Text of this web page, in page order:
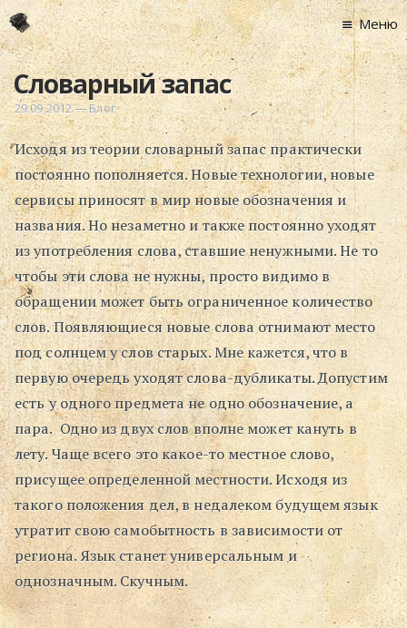
Главная
Новости
Графоманство
* Автотекст
*
* Хронограф
Арт-Рецензии
* Слушать
* Смотреть
* Читать
* По жизни
Блог
⋅
Поиск
Меню
Словарный запас
29.09.2012—Блог
Исходя из теории словарный запас практически
постоянно пополняется. Новые технологии, новые
сервисы приносят в мир новые обозначения и
названия. Но незаметно и также постоянно уходят
из употребления слова, ставшие ненужными. Не то
чтобы эти слова не нужны, просто видимо в
обращении может быть ограниченное количество
слов. Появляющиеся новые слова отнимают место
под солнцем у слов старых. Мне кажется, что в
первую очередь уходят слова-дубликаты. Допустим
есть у одного предмета не одно обозначение, а
пара. Одно из двух слов вполне может кануть в
лету. Чаще всего это какое-то местное слово,
присущее определенной местности. Исходя из
такого положения дел, в недалеком будущем язык
утратит свою самобытность в зависимости от
региона. Язык станет универсальным и
однозначным. Скучным.